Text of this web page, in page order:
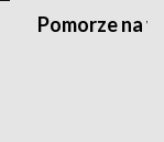
Pomorze na